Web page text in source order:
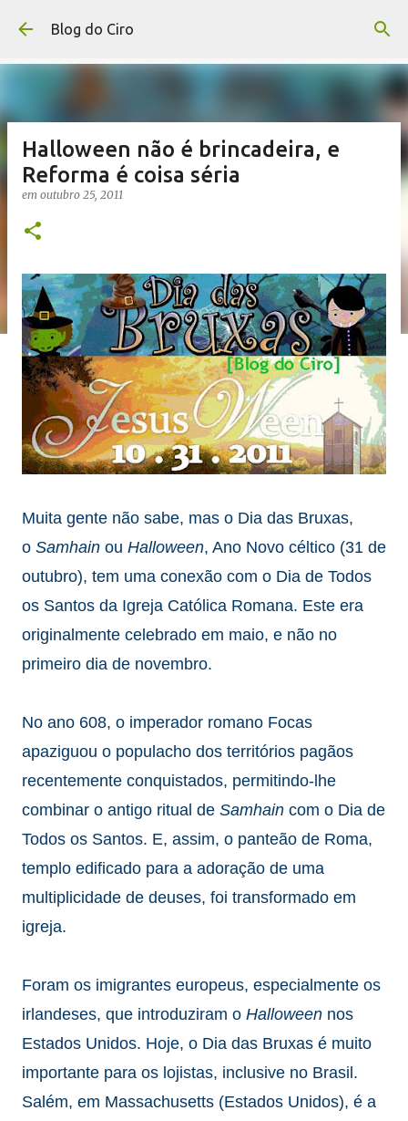
Blog do Ciro
Halloween não é brincadeira, e
Reforma é coisa séria
em outubro 25, 2011
Muita gente não sabe, mas o Dia das Bruxas,
o Samhain ou Halloween, Ano Novo céltico (31 de
outubro), tem uma conexão com o Dia de Todos
os Santos da Igreja Católica Romana. Este era
originalmente celebrado em maio, e não no
primeiro dia de novembro.
No ano 608, o imperador romano Focas
apaziguou o populacho dos territórios pagãos
recentemente conquistados, permitindo-lhe
combinar o antigo ritual de Samhain com o Dia de
Todos os Santos. E, assim, o panteão de Roma,
templo edificado para a adoração de uma
multiplicidade de deuses, foi transformado em
igreja.
Foram os imigrantes europeus, especialmente os
irlandeses, que introduziram o Halloween nos
Estados Unidos. Hoje, o Dia das Bruxas é muito
importante para os lojistas, inclusive no Brasil.
Salém, em Massachusetts (Estados Unidos), é a